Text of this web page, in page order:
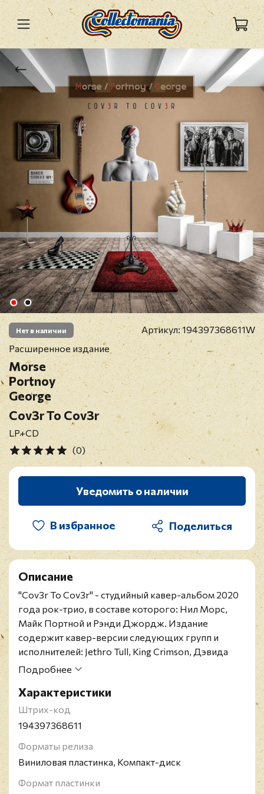
Нет в наличии Артикул:194397368611W
Расширенное издание
Morse
Portnoy
George
Cov3r To Cov3r
LP+CD
(0)
Уведомить о наличии
В избранное
Описание
"Cov3r To Cov3r" - студийный кавер-альбом 2020
года рок-трио, в составе которого: Нил Морс,
Майк Портной и Рэнди Джордж. Издание
содержит кавер-версии следующих групп и
исполнителей: Jethro Tull, King Crimson, Дэвида
Боуи, Ленни Кравица, Джерри Рафферти, Squeeze
Necessary, No Experience Needed" с участием
Джона Дэвидсона, вокалиста группы Yes.
Релиз представлен на двойном черном 180-
группы.
Нил Морс - американский певец,
мультиинструменталист, композитор и автор песен
Подробнее
Характеристики
Штрих-код
194397368611
Форматы релиза
Виниловая пластинка, Компакт-диск
Формат пластинки